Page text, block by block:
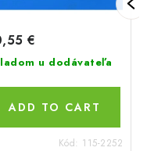
€
u dodávateľa
ADD TO CART
Kód: 115-2252